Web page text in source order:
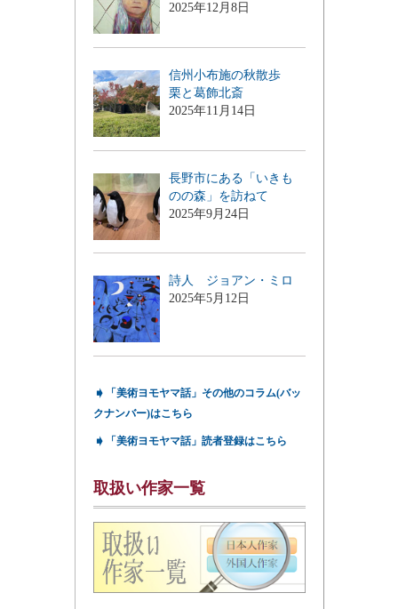
2025年12月8日
信州小布施の秋散歩
栗と葛飾北斎
2025年11月14日
長野市にある「いきも
のの森」を訪ねて
2025年9月24日
詩人 ジョアン・ミロ
2025年5月12日
➧
「美術ヨモヤマ話」その他のコラム(バッ
クナンバー)はこちら
➧ 「美術ヨモヤマ話」読者登録はこちら
取扱い作家一覧